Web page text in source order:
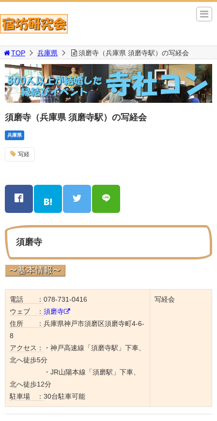
TOP 兵庫県 須磨寺（兵庫県 須磨寺駅）の写経会
須磨寺（兵庫県 須磨寺駅）の写経会
兵庫県
写経
須磨寺
電話 ： 078-731-0416
ウェブ ： 須磨寺
住所 ： 兵庫県神戸市須磨区須磨寺町4-6-
8
アクセス：
・神戸高速線「須磨寺駅」下車、
北へ徒歩5分
・JR山陽本線「須磨駅」下車、
北へ徒歩12分
駐車場 ： 30台駐車可能
写経会